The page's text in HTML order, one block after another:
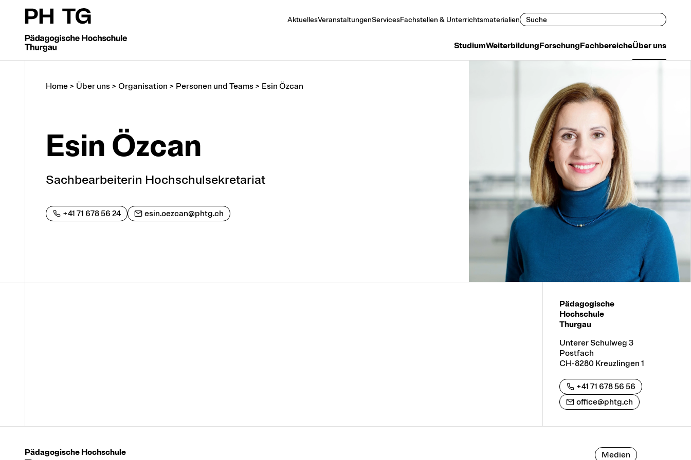
StudiumWeiterbildungForschungFachbereicheÜber uns
AktuellesVeranstaltungenServicesFachstellen & Unterrichtsmaterialien Suchen
Home > Über uns > Organisation > Personen und Teams > Esin Özcan
Esin Özcan
Sachbearbeiterin Hochschulsekretariat
+41 71 678 56 24 esin.oezcan@phtg.ch
Pädagogische
Hochschule
Thurgau
Unterer Schulweg 3
Postfach
CH-8280 Kreuzlingen 1
+41 71 678 56 56
office@phtg.ch
Pädagogische Hochschule
Medien